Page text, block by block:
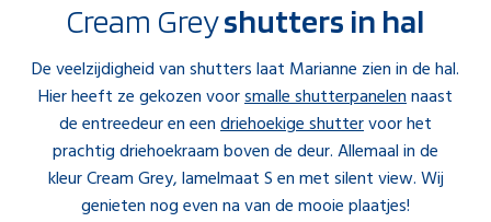
Cream Greyshutters in hal
De veelzijdigheid van shutters laat Marianne zien in de hal.
Hier heeft ze gekozen voorsmalle shutterpanelennaast
de entreedeur en eendriehoekige shuttervoor het
prachtig driehoekraam boven de deur. Allemaal in de
kleur Cream Grey, lamelmaat S en met silent view. Wij
genieten nog even na van de mooie plaatjes!